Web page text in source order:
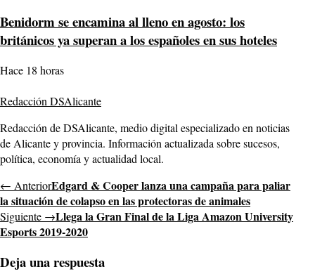
Benidorm se encamina al lleno en agosto: los
británicos ya superan a los españoles en sus hoteles
Hace 18 horas
Redacción DSAlicante
Redacción de DSAlicante, medio digital especializado en noticias
de Alicante y provincia. Información actualizada sobre sucesos,
política, economía y actualidad local.
← AnteriorEdgard & Cooper lanza una campaña para paliar
la situación de colapso en las protectoras de animales
Siguiente →Llega la Gran Final de la Liga Amazon University
Esports 2019-2020
Deja una respuesta